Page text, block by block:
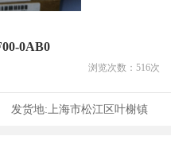
0AB0
浏览次数： 516次
发货地: 上海市松江区叶榭镇